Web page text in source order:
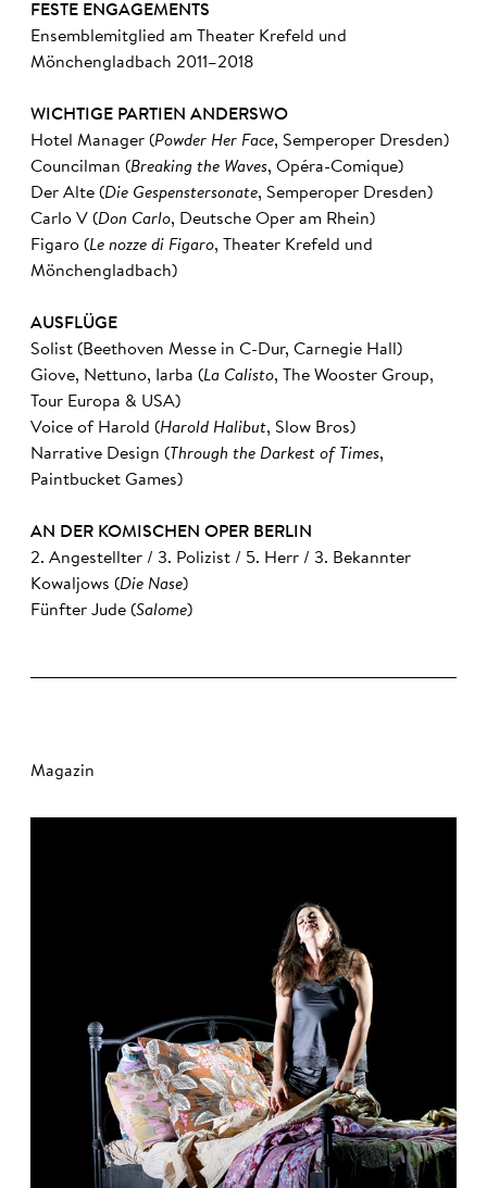
FESTE ENGAGEMENTS
Ensemblemitglied am Theater Krefeld und
Mönchengladbach 2011–2018
WICHTIGE PARTIEN ANDERSWO
Hotel Manager (Powder Her Face, Semperoper Dresden)
Councilman (Breaking the Waves, Opéra-Comique)
Der Alte (Die Gespenstersonate, Semperoper Dresden)
Carlo V (Don Carlo, Deutsche Oper am Rhein)
Figaro (Le nozze di Figaro, Theater Krefeld und
Mönchengladbach)
AUSFLÜGE
Solist (Beethoven Messe in C-Dur, Carnegie Hall)
Giove, Nettuno, Iarba (La Calisto, The Wooster Group,
Tour Europa & USA)
Voice of Harold (Harold Halibut, Slow Bros)
Narrative Design (Through the Darkest of Times,
Paintbucket Games)
AN DER KOMISCHEN OPER BERLIN
2. Angestellter / 3. Polizist / 5. Herr / 3. Bekannter
Kowaljows (Die Nase)
Fünfter Jude (Salome)
Magazin